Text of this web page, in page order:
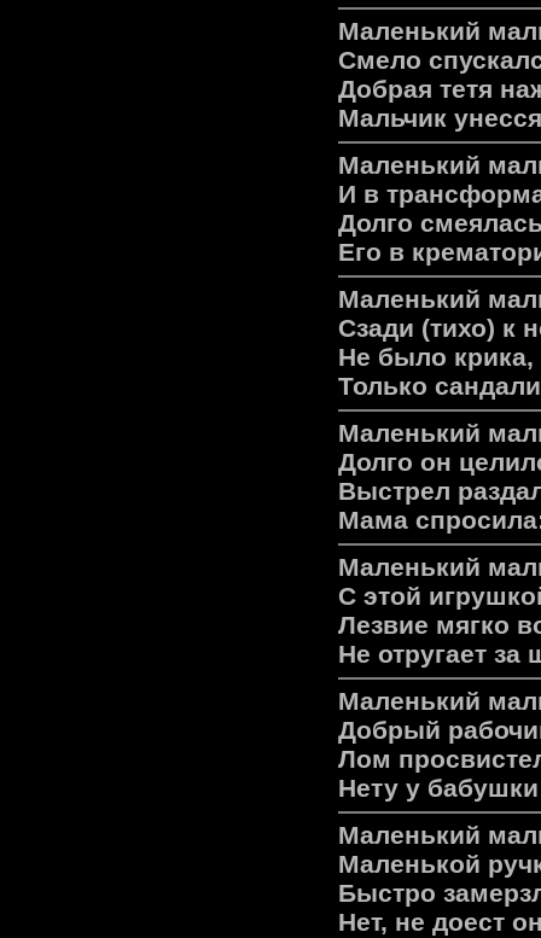
Маленький
Смело
Добрая тетя
Мальчик
Маленький
И в
Долго
Его в
Маленький
Сзади (тихо) к
Не было
Только
Маленький
Долго он
Выстрел
Мама
Маленький
С этой
Лезвие мягко
Не отругает за
Маленький
Добрый
Лом
Нету у
Маленький
Маленькой
Быстро
Нет, не доест